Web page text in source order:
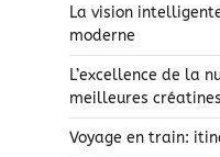
La vision
moderne
L’excellence de la
meilleures
Voyage en train: